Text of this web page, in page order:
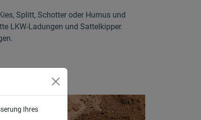
Splitt, Schotter oder Humus und
LKW-Ladungen und Sattelkipper.
Ihres